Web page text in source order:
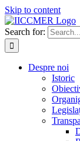
Skip to content
Search for:
Despre noi
Istoric